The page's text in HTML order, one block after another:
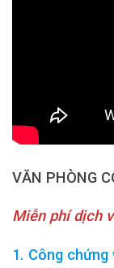
VĂN PHÒNG
Miễn phí dịch
1. Công